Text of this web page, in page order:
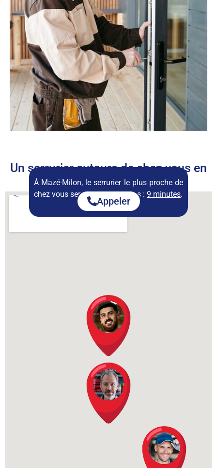
Un serrurier autours de chez vous en
permanence
À Mazé-Milon, le serrurier le plus proche de
chez vous sera disponible dans : 9 minutes.
Appeler